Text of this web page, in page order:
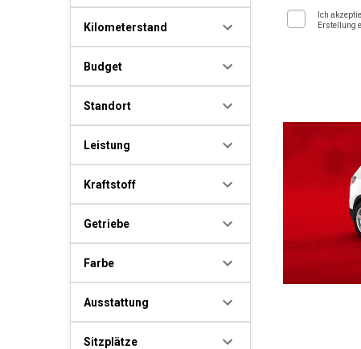
Kilometerstand
Budget
Standort
Leistung
Kraftstoff
Getriebe
Farbe
Ausstattung
Sitzplätze
Ich
Erstellung